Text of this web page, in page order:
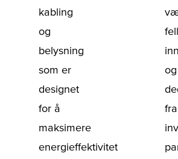
kabling
og
belysning
som er
designet
for å
maksimere
energieffektivitet
og